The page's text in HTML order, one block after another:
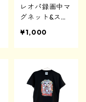
レオパ録画中マ
グネット&ステ
¥1,000